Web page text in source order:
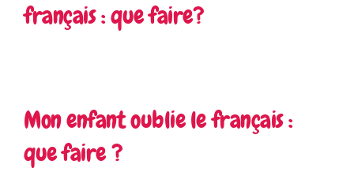
français : que faire?
Mon enfant oublie le français :
que faire ?